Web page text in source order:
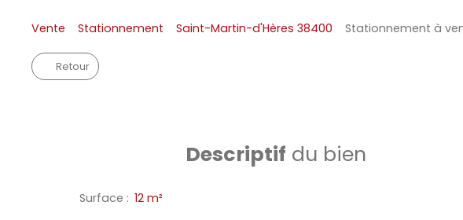
Vente Stationnement Saint-Martin-d'Hères 38400 Stationnement à
Retour
Descriptif du bien
Surface : 12 m²